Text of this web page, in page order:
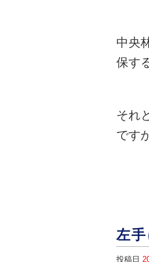
中央
保す
それ
です
左
投稿日